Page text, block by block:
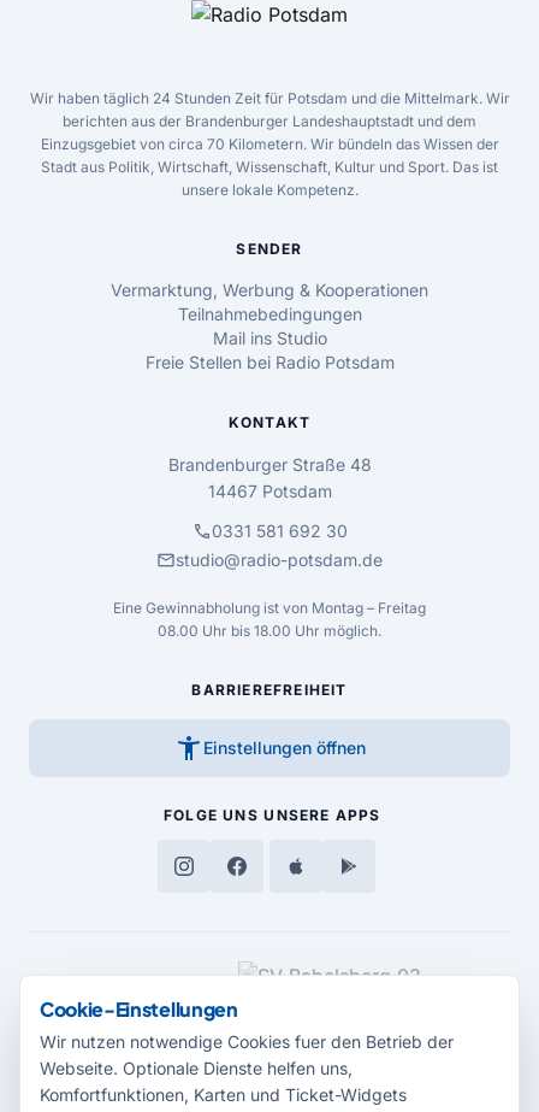
Wir haben täglich 24 Stunden Zeit für Potsdam und die Mittelmark. Wir
berichten aus der Brandenburger Landeshauptstadt und dem
Einzugsgebiet von circa 70 Kilometern. Wir bündeln das Wissen der
Stadt aus Politik, Wirtschaft, Wissenschaft, Kultur und Sport. Das ist
unsere lokale Kompetenz.
SENDER
Vermarktung, Werbung & Kooperationen
Teilnahmebedingungen
Mail ins Studio
Freie Stellen bei Radio Potsdam
KONTAKT
Brandenburger Straße 48
14467 Potsdam
call0331 581 692 30
mailstudio@radio-potsdam.de
Eine Gewinnabholung ist von Montag – Freitag
08.00 Uhr bis 18.00 Uhr möglich.
BARRIEREFREIHEIT
accessibility_new Einstellungen öffnen
FOLGE UNS UNSERE APPS
MEDIENPARTNER
Cookie-Einstellungen
Wir nutzen notwendige Cookies fuer den Betrieb der
Webseite. Optionale Dienste helfen uns,
Komfortfunktionen, Karten und Ticket-Widgets